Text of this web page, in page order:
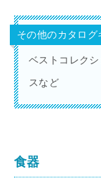
その他のカタログ
ベストコレク
スなど
食器